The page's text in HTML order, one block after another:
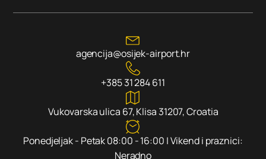
agencija@osijek-airport.hr
+385 31 284 611
Vukovarska ulica 67, Klisa 31207, Croatia
Ponedjeljak - Petak 08:00 - 16:00 | Vikend i praznici:
Neradno